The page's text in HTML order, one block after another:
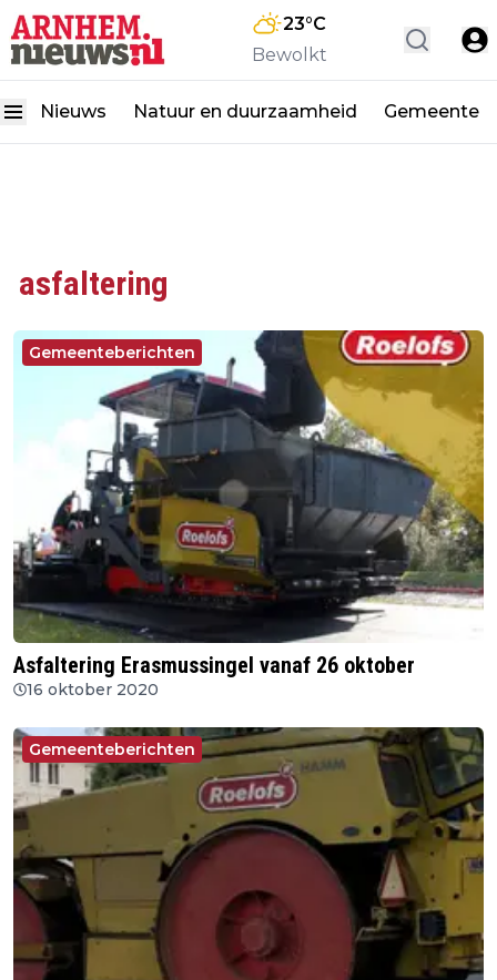
23°C
Bewolkt
Nieuws Natuur en duurzaamheid Gemeente
asfaltering
Gemeenteberichten
Asfaltering Erasmussingel vanaf 26 oktober
16 oktober 2020
Gemeenteberichten